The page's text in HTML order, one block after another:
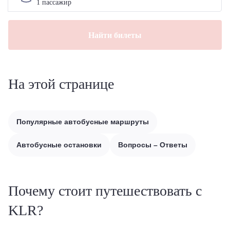
Найти билеты
На этой странице
Популярные автобусные маршруты
Автобусные остановки Вопросы – Ответы
Почему стоит путешествовать с
KLR?